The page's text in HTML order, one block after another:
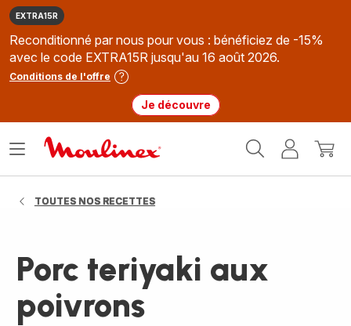
EXTRA15R
Reconditionné par nous pour vous : bénéficiez de -15%
avec le code EXTRA15R jusqu'au 16 août 2026.
Conditions de l'offre
Je découvre
MonMon
Ouvrir
TOUTES NOS RECETTES
Porc teriyaki aux
poivrons